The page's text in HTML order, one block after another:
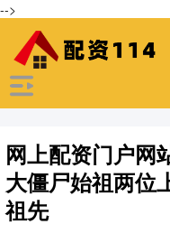
-->
网上配资门户网
大僵尸始祖两位
祖先